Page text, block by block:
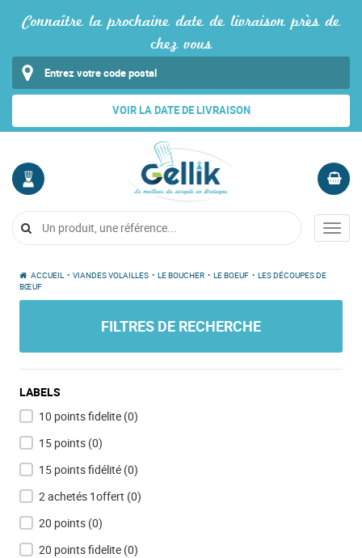
Connaître la prochaine date de livraison près de
chez vous
VOIR LA DATE DE LIVRAISON
COMPTE
Me
Vide
Menu
ACCUEIL • VIANDES VOLAILLES • LE BOUCHER • LE BOEUF • LES DÉCOUPES DE
BŒUF
FILTRES DE RECHERCHE
LABELS
10 points fidelite (0)
15 points (0)
15 points fidélité (0)
2 achetés 1offert (0)
20 points (0)
20 points fidelite (0)